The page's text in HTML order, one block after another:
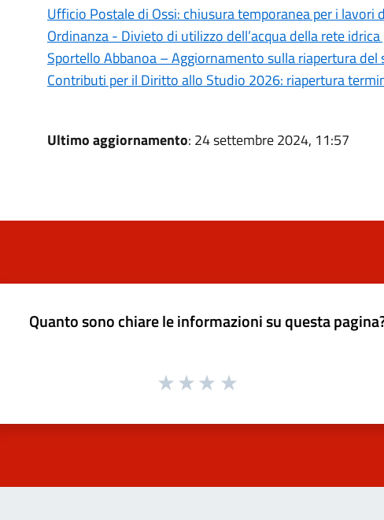
Ufficio Postale di Ossi: chiusura temporanea per i lavori
Ordinanza - Divieto di utilizzo dell’acqua della rete
Sportello Abbanoa – Aggiornamento sulla riapertura del
Contributi per il Diritto allo Studio 2026: riapertura
Ultimo aggiornamento: 24 settembre 2024, 11:57
Quanto sono chiare le informazioni su questa